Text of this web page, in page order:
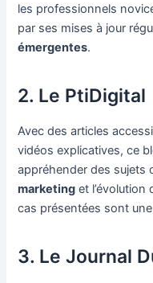
les professionnels
par ses mises à jour
émergentes.
2. Le PtiDigital
Avec des articles
vidéos explicatives, ce
appréhender des sujets
marketing et l’évolution
cas présentées sont
3. Le Journal